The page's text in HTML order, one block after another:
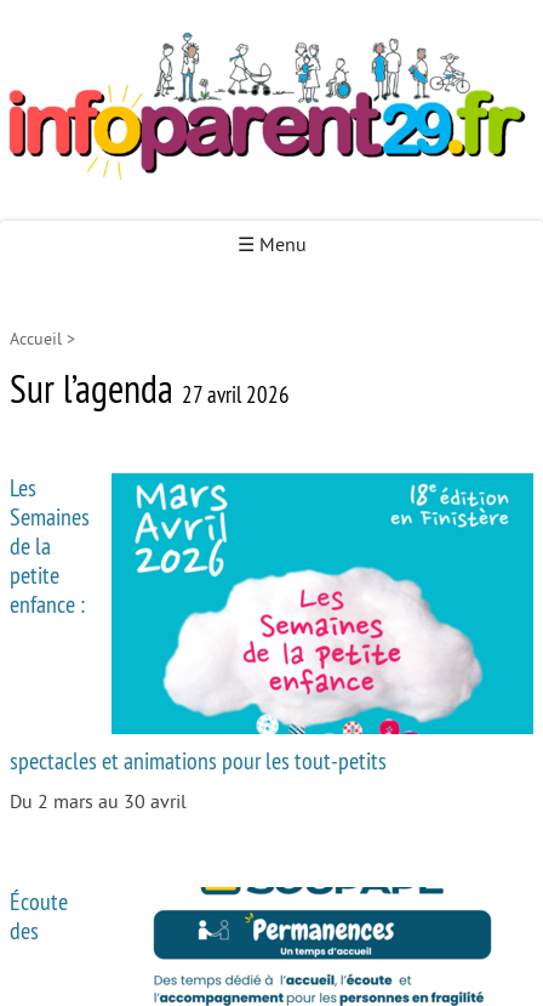
☰ Menu
Autour de la naissance
Autour de l’enfance
Autour de la jeunesse
Autour de l’école
Protéger les enfants
Face au handicap
Face au deuil
Sortir en famille
Place aux grands-parents
Accueil >
Sur l’agenda 27 avril 2026
Les
Semaines
de la
petite
enfance :
spectacles et animations pour les tout-petits
Du 2 mars au 30 avril
Écoute
des